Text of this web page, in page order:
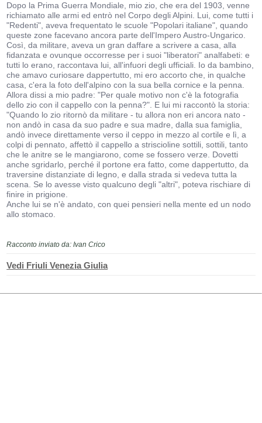
Dopo la Prima Guerra Mondiale, mio zio, che era del 1903, venne
richiamato alle armi ed entrò nel Corpo degli Alpini. Lui, come tutti i
"Redenti", aveva frequentato le scuole "Popolari italiane", quando
queste zone facevano ancora parte dell'Impero Austro-Ungarico.
Così, da militare, aveva un gran daffare a scrivere a casa, alla
fidanzata e ovunque occorresse per i suoi "liberatori" analfabeti: e
tutti lo erano, raccontava lui, all'infuori degli ufficiali. Io da bambino,
che amavo curiosare dappertutto, mi ero accorto che, in qualche
casa, c'era la foto dell'alpino con la sua bella cornice e la penna.
Allora dissi a mio padre: "Per quale motivo non c'è la fotografia
dello zio con il cappello con la penna?". E lui mi raccontò la storia:
"Quando lo zio ritornò da militare - tu allora non eri ancora nato -
non andò in casa da suo padre e sua madre, dalla sua famiglia,
andò invece direttamente verso il ceppo in mezzo al cortile e lì, a
colpi di pennato, affettò il cappello a striscioline sottili, sottili, tanto
che le anitre se le mangiarono, come se fossero verze. Dovetti
anche sgridarlo, perché il portone era fatto, come dappertutto, da
traversine distanziate di legno, e dalla strada si vedeva tutta la
scena. Se lo avesse visto qualcuno degli "altri", poteva rischiare di
finire in prigione.
Anche lui se n'è andato, con quei pensieri nella mente ed un nodo
allo stomaco.
Racconto inviato da: Ivan Crico
Vedi Friuli Venezia Giulia